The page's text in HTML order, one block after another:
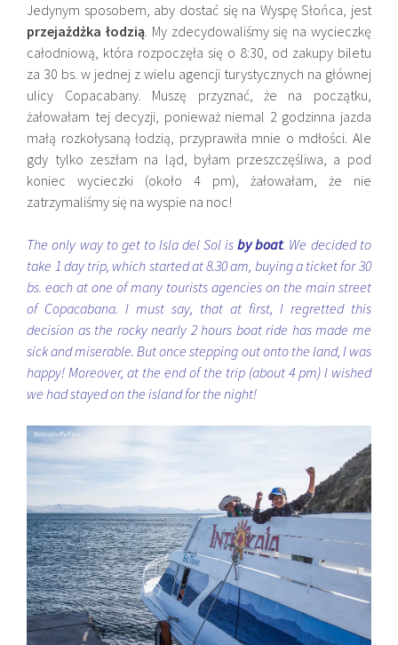
Jedynym sposobem, aby dostać się na Wyspę Słońca, jest
przejażdżka łodzią. My zdecydowaliśmy się na wycieczkę
całodniową, która rozpoczęła się o 8:30, od zakupy biletu
za 30 bs. w jednej z wielu agencji turystycznych na głównej
ulicy Copacabany. Muszę przyznać, że na początku,
żałowałam tej decyzji, ponieważ niemal 2 godzinna jazda
małą rozkołysaną łodzią, przyprawiła mnie o mdłości. Ale
gdy tylko zeszłam na ląd, byłam przeszczęśliwa, a pod
koniec wycieczki (około 4 pm), żałowałam, że nie
zatrzymaliśmy się na wyspie na noc!
The only way to get to Isla del Sol isby boat. We decided to
take 1 day trip, which started at 8.30 am, buying a ticket for 30
bs. each at one of many tourists agencies on the main street
of Copacabana. I must say, that at first, I regretted this
decision as the rocky nearly 2 hours boat ride has made me
sick and miserable. But once stepping out onto the land, I was
happy! Moreover, at the end of the trip (about 4 pm) I wished
we had stayed on the island for the night!